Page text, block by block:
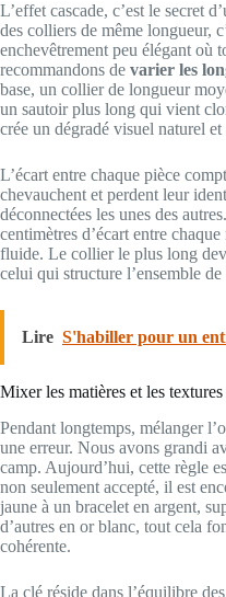
L’effet cascade, c’est le secret
des colliers de même longueur,
enchevêtrement peu élégant où
recommandons de varier les
base, un collier de longueur
un sautoir plus long qui vient
crée un dégradé visuel naturel et
L’écart entre chaque pièce
chevauchent et perdent leur
déconnectées les unes des
centimètres d’écart entre
fluide. Le collier le plus long
celui qui structure l’ensemble
Lire S'habiller pour un
Mixer les matières et les
Pendant longtemps, mélanger
une erreur. Nous avons grandi
camp. Aujourd’hui, cette règle
non seulement accepté, il est
jaune à un bracelet en argent,
d’autres en or blanc, tout cela
cohérente.
La clé réside dans l’équilibre